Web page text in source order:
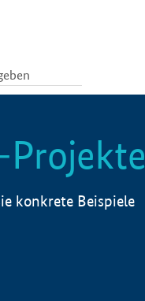
Projekte
konkrete Beispiele